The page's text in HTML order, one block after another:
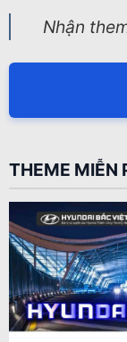
Nhận
THEME MIỄN